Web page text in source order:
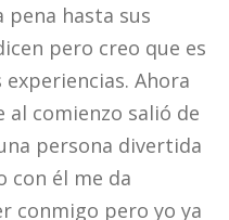
pena hasta sus
pero creo que es
Ahora
al comienzo salió de
persona divertida
con él me da
conmigo pero yo ya